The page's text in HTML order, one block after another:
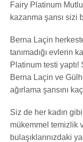
Fairy Platinum
kazanma şansı sizi
Berna Laçin
tanımadığı evlerin
Platinum testi
Berna Laçin ve
ağırlama şansını
Siz de her kadın
mükemmel temizlik
bulaşıklarınızdaki